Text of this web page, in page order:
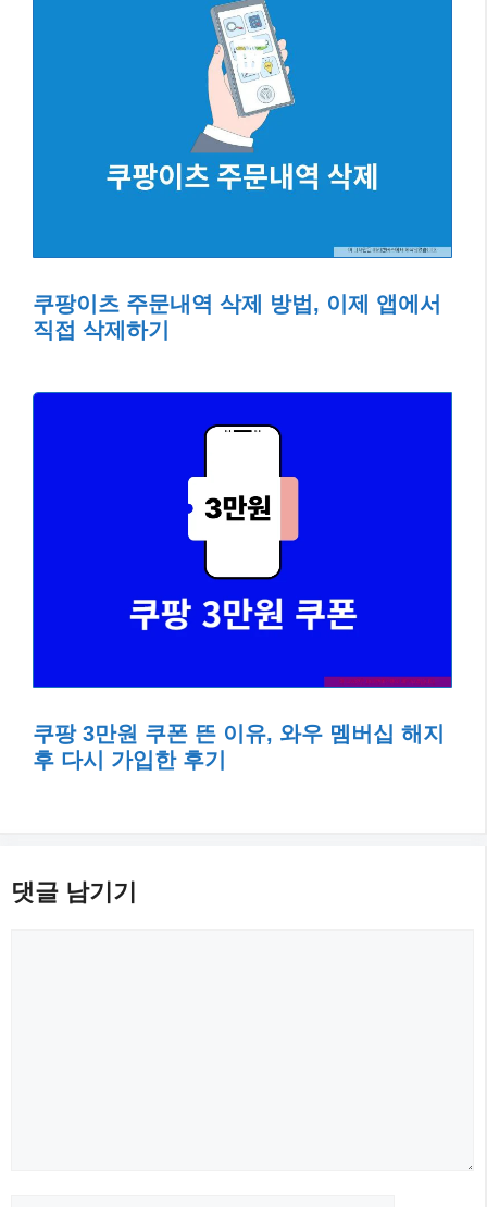
쿠팡이츠 주문내역 삭제 방법, 이제 앱에서
직접 삭제하기
쿠팡 3만원 쿠폰 뜬 이유, 와우 멤버십 해지
후 다시 가입한 후기
댓글 남기기